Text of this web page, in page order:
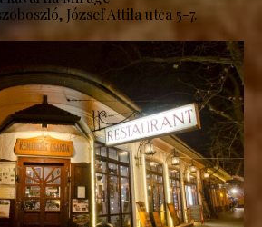
József Attila utca 5-7.